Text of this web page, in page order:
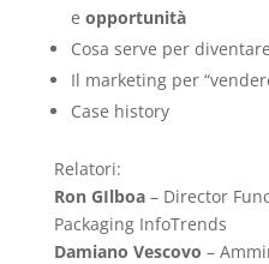
e opportunità
Cosa serve per
Il marketing per
Case history
Relatori:
Ron GIlboa– Director
Packaging InfoTrends
Damiano Vescovo –